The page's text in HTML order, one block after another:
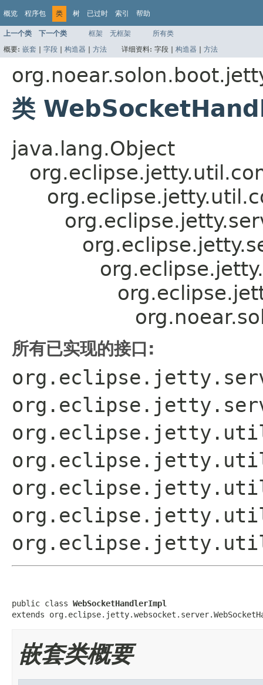
概览 程序包 类 树 已过时 索引 帮助
上一个类 下一个类 框架 无框架
所有类
概要: 嵌套 | 字段 | 构造器 | 方法 详细资料: 字段 | 构造器 | 方法
类
java.lang.Object
所有已实现的接口:
public class WebSocketHandlerImpl
extends
嵌套类概要